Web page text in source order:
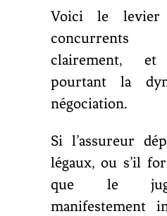
Voici le
clairement,
pourtant la
négociation.
Si l’assureur
légaux, ou s’il
que le
manifestement